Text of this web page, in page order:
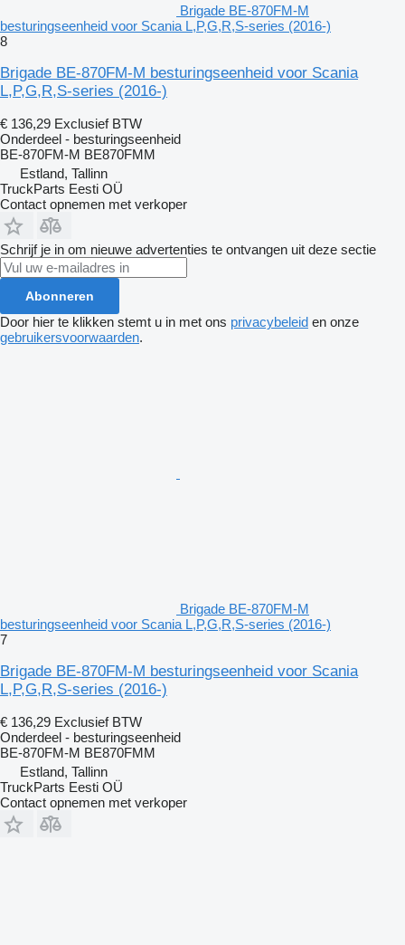
Brigade BE-870FM-M
besturingseenheid voor Scania L,P,G,R,S-series (2016-)
8
Brigade BE-870FM-M besturingseenheid voor Scania
L,P,G,R,S-series (2016-)
€ 136,29 Exclusief BTW
Onderdeel - besturingseenheid
BE-870FM-M BE870FMM
Estland, Tallinn
TruckParts Eesti OÜ
Contact opnemen met verkoper
Schrijf je in om nieuwe advertenties te ontvangen uit deze sectie
Abonneren
Door hier te klikken stemt u in met ons privacybeleid en onze
gebruikersvoorwaarden.
Brigade BE-870FM-M
besturingseenheid voor Scania L,P,G,R,S-series (2016-)
7
Brigade BE-870FM-M besturingseenheid voor Scania
L,P,G,R,S-series (2016-)
€ 136,29 Exclusief BTW
Onderdeel - besturingseenheid
BE-870FM-M BE870FMM
Estland, Tallinn
TruckParts Eesti OÜ
Contact opnemen met verkoper